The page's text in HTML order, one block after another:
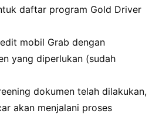
daftar program Gold Driver
mobil Grab dengan
yang diperlukan (sudah
dokumen telah dilakukan,
akan menjalani proses